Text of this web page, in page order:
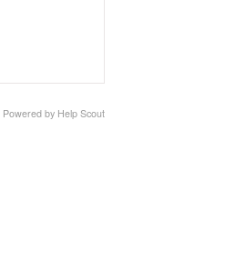
Powered by Help Scout